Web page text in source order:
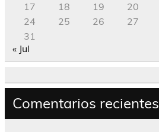
17
18 19 20
24
25 26 27
31
« Jul
Comentarios recientes